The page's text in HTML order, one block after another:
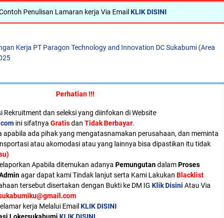
Penulisan Lamaran kerja Via EmailKLIK DISINI
Kerja PT Paragon Technology and Innovation DC Sukabumi (Area
Perhatian !!!
Rekruitment dan seleksi yang diinfokan di Website
ini sifatnya Gratisdan Tidak Berbayar.
apabila ada pihak yang mengatasnamakan perusahaan, dan meminta
atau akomodasi atau yang lainnya bisa dipastikan itu tidak
Apabila ditemukan adanya PemungutandalamProses
agar dapat kami Tindak lanjut serta Kami Lakukan Blacklist
tersebut disertakan dengan Bukti ke DM IG Klik Disini Atau Via
kerja Melalui Email KLIK DISINI